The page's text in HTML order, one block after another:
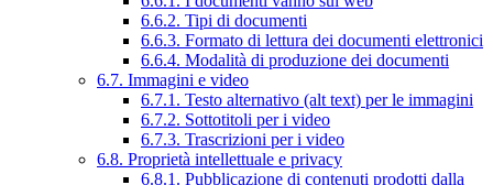
6.6.2. Tipi di documenti
6.6.3. Formato di lettura dei documenti elettronici
6.6.4. Modalità di produzione dei documenti
6.7. Immagini e video
6.7.1. Testo alternativo (alt text) per le immagini
6.7.2. Sottotitoli per i video
6.7.3. Trascrizioni per i video
6.8. Proprietà intellettuale e privacy
6.8.1. Pubblicazione di contenuti prodotti dalla